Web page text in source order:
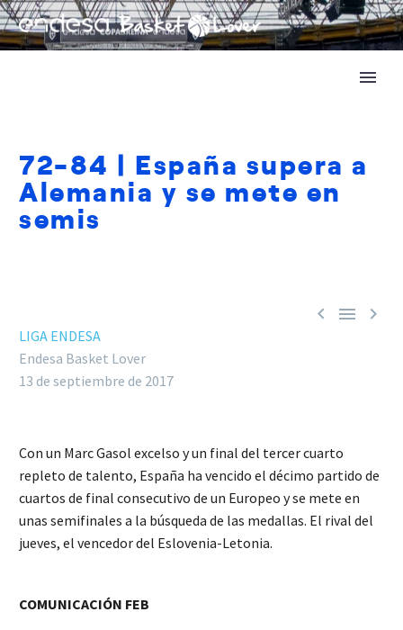
72-84 | España supera a
Alemania y se mete en
semis
  
LIGA ENDESA
Endesa Basket Lover
13 de septiembre de 2017
Con un Marc Gasol excelso y un final del tercer cuarto
repleto de talento, España ha vencido el décimo partido de
cuartos de final consecutivo de un Europeo y se mete en
unas semifinales a la búsqueda de las medallas. El rival del
jueves, el vencedor del Eslovenia-Letonia.
COMUNICACIÓN FEB